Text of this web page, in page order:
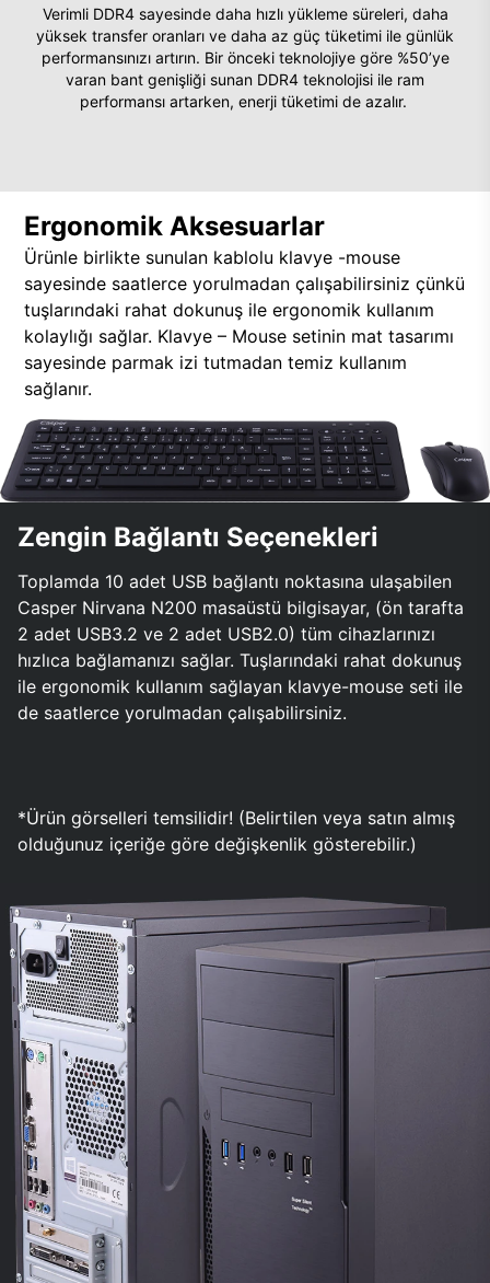
Verimli DDR4 sayesinde daha hızlı yükleme süreleri, daha
yüksek transfer oranları ve daha az güç tüketimi ile günlük
performansınızı artırın. Bir önceki teknolojiye göre %50’ye
varan bant genişliği sunan DDR4 teknolojisi ile ram
performansı artarken, enerji tüketimi de azalır.
Ergonomik Aksesuarlar
Ürünle birlikte sunulan kablolu klavye -mouse
sayesinde saatlerce yorulmadan çalışabilirsiniz çünkü
tuşlarındaki rahat dokunuş ile ergonomik kullanım
kolaylığı sağlar. Klavye – Mouse setinin mat tasarımı
sayesinde parmak izi tutmadan temiz kullanım
sağlanır.
Zengin Bağlantı Seçenekleri
Toplamda 10 adet USB bağlantı noktasına ulaşabilen
Casper Nirvana N200 masaüstü bilgisayar, (ön tarafta
2 adet USB3.2 ve 2 adet USB2.0) tüm cihazlarınızı
hızlıca bağlamanızı sağlar. Tuşlarındaki rahat dokunuş
ile ergonomik kullanım sağlayan klavye-mouse seti ile
de saatlerce yorulmadan çalışabilirsiniz.
*Ürün görselleri temsilidir! (Belirtilen veya satın almış
olduğunuz içeriğe göre değişkenlik gösterebilir.)